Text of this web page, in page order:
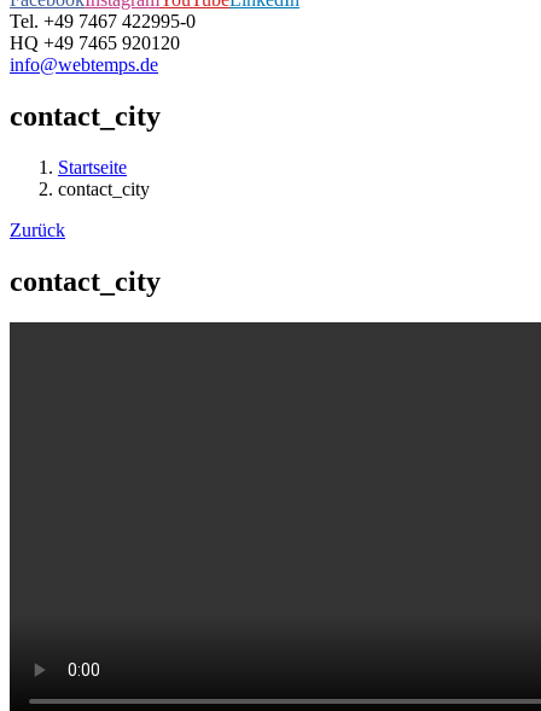
Tel. +49 7467 422995-0
HQ +49 7465 920120
info@webtemps.de
contact_city
Startseite
contact_city
Zurück
contact_city